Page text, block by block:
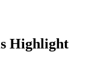
Highlight